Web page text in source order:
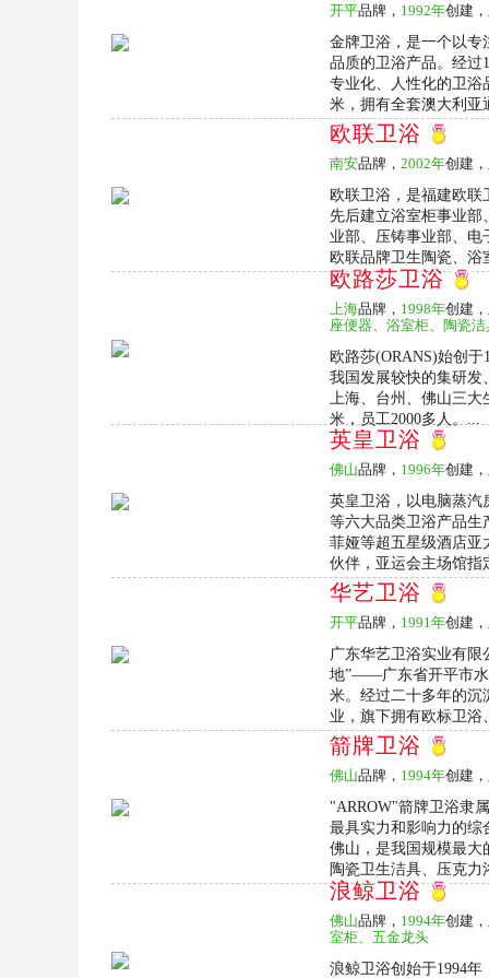
开平品牌， 1992年创建
金牌卫浴，是一个以专
品质的卫浴产品。经过
专业化、人性化的卫浴
米，拥有全套澳大利亚
欧联卫浴
南安品牌， 2002年创建
欧联卫浴，是福建欧联
先后建立浴室柜事业部
业部、压铸事业部、电
欧联品牌卫生陶瓷、
欧路莎卫浴
上海品牌， 1998年创建
座便器、浴室柜、陶瓷
欧路莎(ORANS)始创于
我国发展较快的集研发
上海、台州、佛山三
米，员工2000多人。...
英皇卫浴
佛山品牌， 1996年创建
英皇卫浴，以电脑蒸汽
等六大品类卫浴产品生
菲娅等超五星级酒店亚
伙伴，亚运会主场馆
华艺卫浴
开平品牌， 1991年创建
广东华艺卫浴实业有限
地”——广东省开平市水
米。经过二十多年的沉
业，旗下拥有欧标卫
箭牌卫浴
佛山品牌， 1994年创建
"ARROW"箭牌卫浴隶
最具实力和影响力的综
佛山，是我国规模最大
陶瓷卫生洁具、压克
浪鲸卫浴
佛山品牌， 1994年创建
室柜、五金龙头
浪鲸卫浴创始于1994